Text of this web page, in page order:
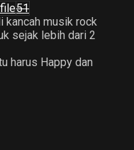
51
kancah musik rock
sejak lebih dari 2